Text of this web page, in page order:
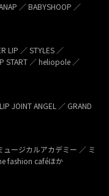
／ BABYSHOOP ／
LIP ／ STYLES ／
START ／ heliopole ／
JOINT ANGEL ／ GRAND
ージカルアカデミー ／ ミ
fashion caféほか